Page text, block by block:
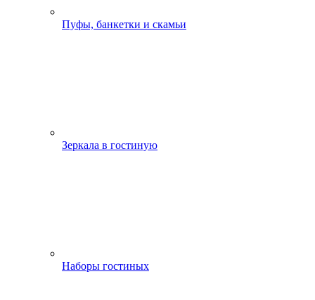
Пуфы, банкетки и скамьи
Зеркала в гостиную
Наборы гостиных